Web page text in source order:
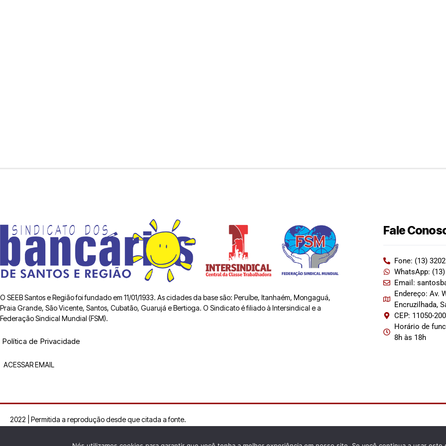
O SEEB Santos e Região foi fundado em 11/01/1933. As cidades da base são: Peruíbe, Itanhaém, Mongaguá,
Praia Grande, São Vicente, Santos, Cubatão, Guarujá e Bertioga. O Sindicato é filiado à Intersindical e a
Federação Sindical Mundial (FSM).
Política de Privacidade
ACESSAR EMAIL
Fale
Fone: (13)
WhatsApp:
Email:
Endereço: Av.
Encruzilhada,
CEP: 11050-200
Horário de
8h às 18h
2022 | Permitida a reprodução desde que citada a fonte.